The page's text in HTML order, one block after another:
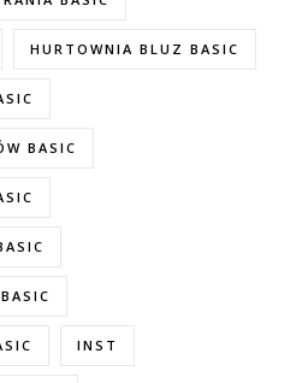
HURTOWNIA BLUZ BASIC
BASIC
INST